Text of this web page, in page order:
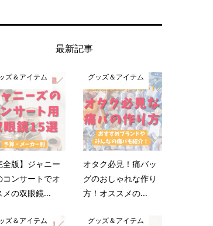
最新記事
ズ＆アイテム
全版】ジャニー
コンサートでオ
メの双眼鏡...
グッズ＆アイテム
オタク必見！痛バッ
グのおしゃれな作り
方！オススメの...
ズ＆アイテム グッズ＆アイテム